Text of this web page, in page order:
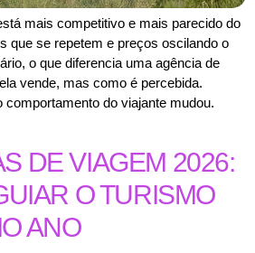
mais competitivo e mais parecido do
que se repetem e preços oscilando o
o que diferencia uma agência de
vende, mas como é percebida.
do viajante mudou.
DE VIAGEM 2026:
O TURISMO
ANO